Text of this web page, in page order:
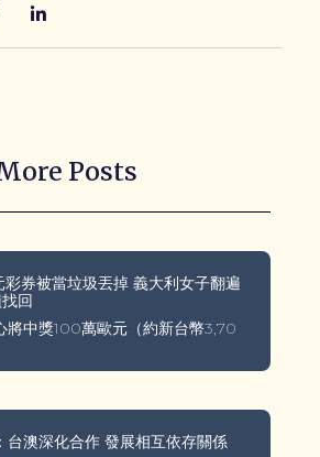
Posts
券被當垃圾丟掉 義大利女子翻遍
回
將中獎100萬歐元（約新台幣3,70
台澳深化合作 發展相互依存關係